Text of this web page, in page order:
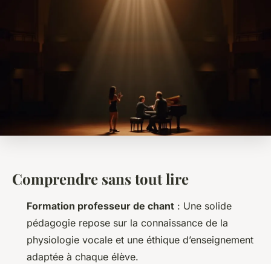
Comprendre sans tout lire
Formation professeur de chant : Une solide
pédagogie repose sur la connaissance de la
physiologie vocale et une éthique d’enseignement
adaptée à chaque élève.